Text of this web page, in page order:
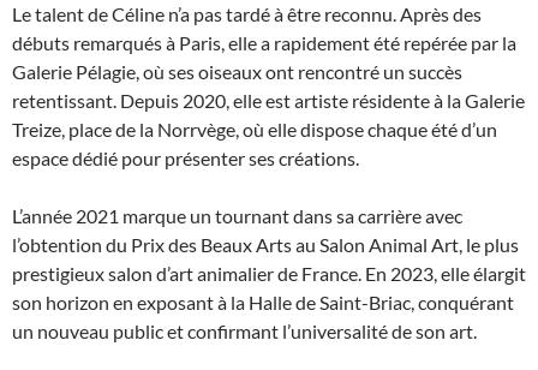
Le talent de Céline n’a pas tardé à être reconnu. Après des
débuts remarqués à Paris, elle a rapidement été repérée par la
Galerie Pélagie, où ses oiseaux ont rencontré un succès
retentissant. Depuis 2020, elle est artiste résidente à la Galerie
Treize, place de la Norrvège, où elle dispose chaque été d’un
espace dédié pour présenter ses créations.
L’année 2021 marque un tournant dans sa carrière avec
l’obtention du Prix des Beaux Arts au Salon Animal Art, le plus
prestigieux salon d’art animalier de France. En 2023, elle élargit
son horizon en exposant à la Halle de Saint-Briac, conquérant
un nouveau public et confirmant l’universalité de son art.